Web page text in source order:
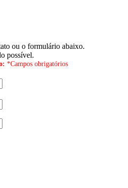
ou o formulário abaixo.
possível.
*Campos obrigatórios